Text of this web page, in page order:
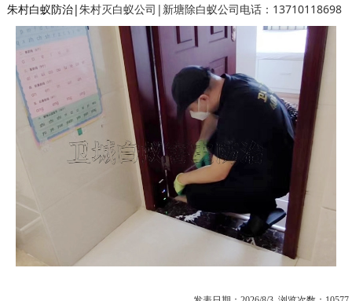
朱村白蚁防治|朱村灭白蚁公司|新塘除白蚁公司电话：13710118698